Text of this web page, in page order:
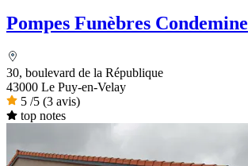
Pompes Funèbres Condemine
30, boulevard de la République
43000 Le Puy-en-Velay
5 /5 (3 avis)
top notes